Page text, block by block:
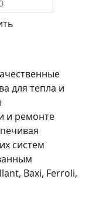
для тепла и
и ремонте
систем
Baxi, Ferroli,